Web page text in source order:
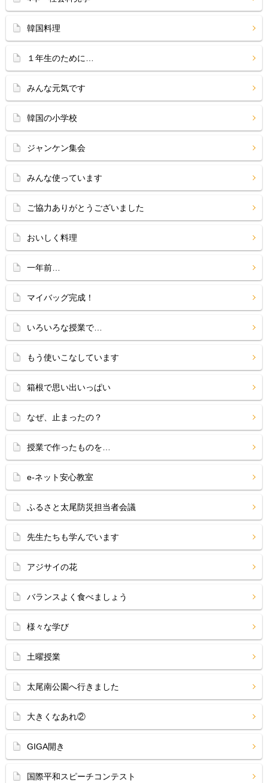
韓国料理
１年生のために…
みんな元気です
韓国の小学校
ジャンケン集会
みんな使っています
ご協力ありがとうございました
おいしく料理
一年前…
マイバッグ完成！
いろいろな授業で…
もう使いこなしています
箱根で思い出いっぱい
なぜ、止まったの？
授業で作ったものを…
e-ネット安心教室
ふるさと太尾防災担当者会議
先生たちも学んでいます
アジサイの花
バランスよく食べましょう
様々な学び
土曜授業
太尾南公園へ行きました
大きくなあれ②
GIGA開き
国際平和スピーチコンテスト